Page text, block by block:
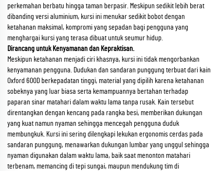
perkemahan berbatu hingga taman berpasir. Meskipun sedikit lebih berat
dibanding versi aluminium, kursi ini menukar sedikit bobot dengan
ketahanan maksimal, kompromi yang sepadan bagi pengguna yang
menghargai kursi yang terasa dibuat untuk seumur hidup.
Dirancang untuk Kenyamanan dan Kepraktisan.
Meskipun ketahanan menjadi ciri khasnya, kursi ini tidak mengorbankan
kenyamanan pengguna. Dudukan dan sandaran punggung terbuat dari kain
Oxford 600D berkepadatan tinggi, material yang dipilih karena ketahanan
sobeknya yang luar biasa serta kemampuannya bertahan terhadap
paparan sinar matahari dalam waktu lama tanpa rusak. Kain tersebut
direntangkan dengan kencang pada rangka besi, memberikan dukungan
yang kuat namun nyaman sehingga mencegah pengguna duduk
membungkuk. Kursi ini sering dilengkapi lekukan ergonomis cerdas pada
sandaran punggung, menawarkan dukungan lumbar yang unggul sehingga
nyaman digunakan dalam waktu lama, baik saat menonton matahari
terbenam, memancing di tepi sungai, maupun mendukung tim di